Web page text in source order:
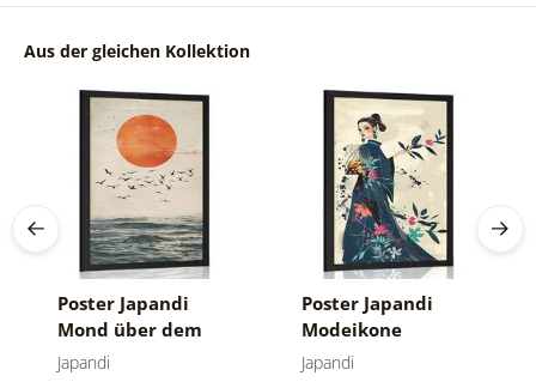
Aus der gleichen Kollektion
Poster Japandi
Mond über dem
Meer
Japandi
Poster Japandi
Modeikone
Japandi